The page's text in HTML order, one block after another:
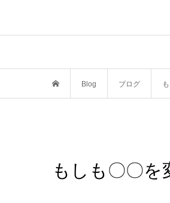
Blog ブログ
もしも〇〇